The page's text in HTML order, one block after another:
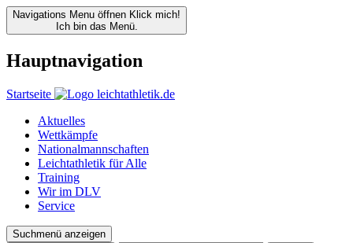
Navigations Menu öffnen Klick mich!
Ich bin das Menü.
Hauptnavigation
Startseite
Aktuelles
Wettkämpfe
Nationalmannschaften
Leichtathletik für Alle
Training
Wir im DLV
Service
Suchmenü anzeigen